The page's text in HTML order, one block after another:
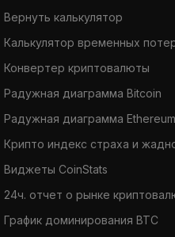
Вернуть калькулятор
Калькулятор временных
Конвертер криптовалюты
Радужная диаграмма Bitcoin
Радужная диаграмма Ethereum
Крипто индекс страха и
Виджеты CoinStats
24ч. отчет о рынке
График доминирования BTC